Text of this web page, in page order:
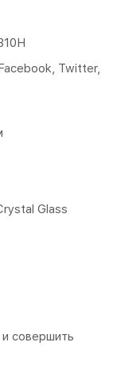
Twitter,
Glass
совершить